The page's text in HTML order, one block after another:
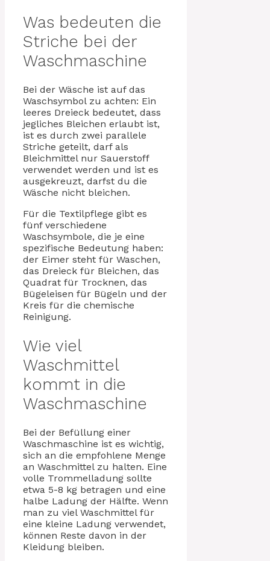
Was bedeuten die
Striche bei der
Waschmaschine
Bei der Wäsche ist auf das
Waschsymbol zu achten: Ein
leeres Dreieck bedeutet, dass
jegliches Bleichen erlaubt ist,
ist es durch zwei parallele
Striche geteilt, darf als
Bleichmittel nur Sauerstoff
verwendet werden und ist es
ausgekreuzt, darfst du die
Wäsche nicht bleichen.
Für die Textilpflege gibt es
fünf verschiedene
Waschsymbole, die je eine
spezifische Bedeutung haben:
der Eimer steht für Waschen,
das Dreieck für Bleichen, das
Quadrat für Trocknen, das
Bügeleisen für Bügeln und der
Kreis für die chemische
Reinigung.
Wie viel
Waschmittel
kommt in die
Waschmaschine
Bei der Befüllung einer
Waschmaschine ist es wichtig,
sich an die empfohlene Menge
an Waschmittel zu halten. Eine
volle Trommelladung sollte
etwa 5-8 kg betragen und eine
halbe Ladung der Hälfte. Wenn
man zu viel Waschmittel für
eine kleine Ladung verwendet,
können Reste davon in der
Kleidung bleiben.